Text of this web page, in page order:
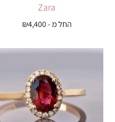
Zara
החל מ - ₪4,400